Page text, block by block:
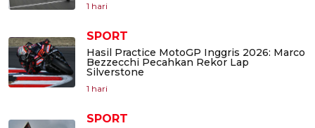
1 hari
SPORT
Hasil Practice MotoGP Inggris 2026: Marco
Bezzecchi Pecahkan Rekor Lap
Silverstone
1 hari
SPORT